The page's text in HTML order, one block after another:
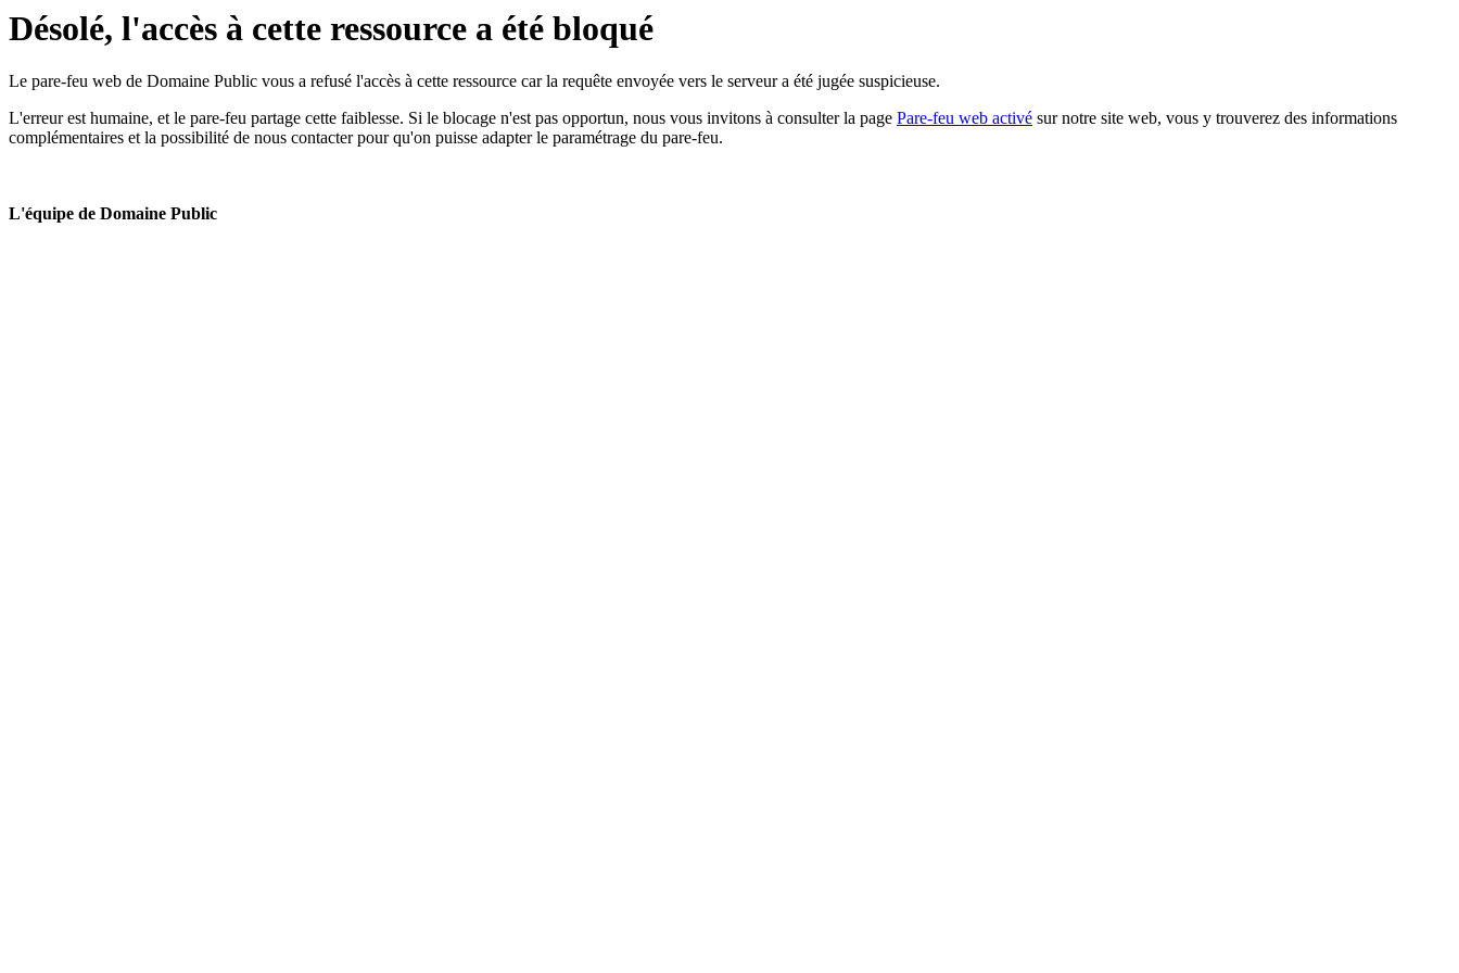
Désolé, l'accès à cette ressource a été bloqué
Le pare-feu web de Domaine Public vous a refusé l'accès à cette ressource car la requête envoyée vers le serveur a été jugée suspicieuse.
L'erreur est humaine, et le pare-feu partage cette faiblesse. Si le blocage n'est pas opportun, nous vous invitons à consulter la page Pare-feu web activé sur notre site web, vous y trouverez des informations
complémentaires et la possibilité de nous contacter pour qu'on puisse adapter le paramétrage du pare-feu.
L'équipe de Domaine Public